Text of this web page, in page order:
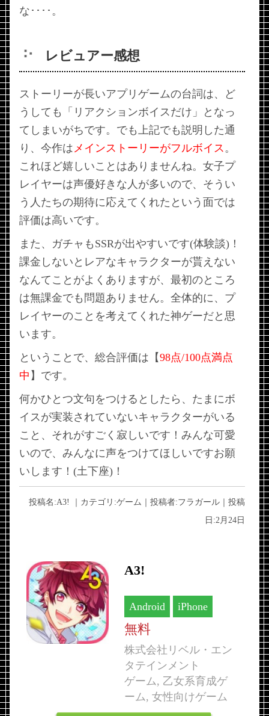
な････。
レビュアー感想
ストーリーが長いアプリゲームの台詞は、ど
うしても「リアクションボイスだけ」となっ
てしまいがちです。でも上記でも説明した通
り、今作はメインストーリーがフルボイス。
これほど嬉しいことはありませんね。女子プ
レイヤーは声優好きな人が多いので、そうい
う人たちの期待に応えてくれたという面では
評価は高いです。
また、ガチャもSSRが出やすいです(体験談)！
課金しないとレアなキャラクターが貰えない
なんてことがよくありますが、最初のところ
は無課金でも問題ありません。全体的に、プ
レイヤーのことを考えてくれた神ゲーだと思
います。
ということで、総合評価は【98点/100点満点
中 】です。
何かひとつ文句をつけるとしたら、たまにボ
イスが実装されていないキャラクターがいる
こと、それがすごく寂しいです！みんな可愛
いので、みんなに声をつけてほしいですお願
いします！(土下座)！
投稿名:A3! ｜カテゴリ:ゲーム ｜投稿者:フラガール｜投稿
日:2月24日
A3!
Android iPhone
無料
株式会社リベル・エン
タテインメント
ゲーム, 乙女系育成ゲ
ーム, 女性向けゲーム